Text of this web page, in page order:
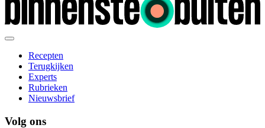
Recepten
Terugkijken
Experts
Rubrieken
Nieuwsbrief
Volg ons